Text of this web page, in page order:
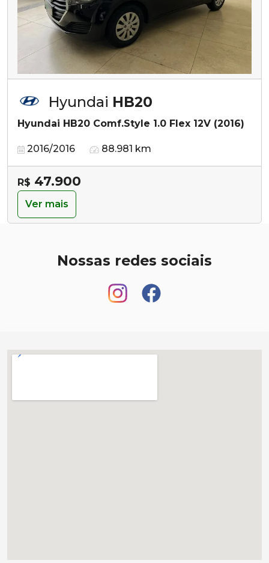
Hyundai HB20
Hyundai HB20 Comf.Style 1.0 Flex 12V (2016)
2016/2016 88.981 km
R$ 47.900
Ver mais
Nossas redes sociais